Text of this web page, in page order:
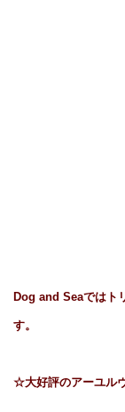
Dog and Seaではト
す。
☆大好評のアーユル